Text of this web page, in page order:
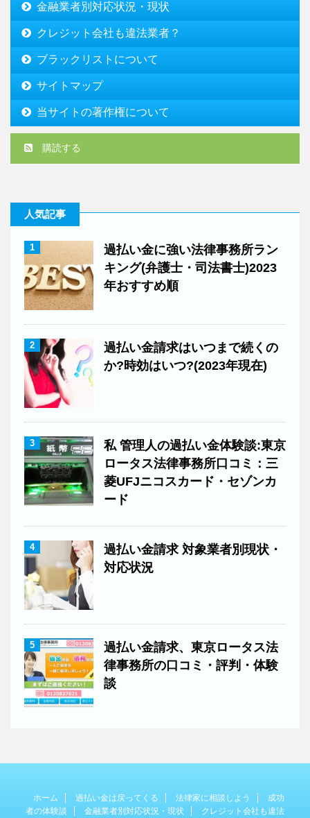
金融業者別対応状況・現状
クレジット会社も違法業者？
ブラックリストについて
サイトマップ
当サイトの著作権について
購読する
人気記事
1
過払い金に強い法律事務所ラン
キング(弁護士・司法書士)2023
年おすすめ順
2
過払い金請求はいつまで続くの
か?時効はいつ?(2023年現在)
3
私 管理人の過払い金体験談:東京
ロータス法律事務所口コミ：三
菱UFJニコスカード・セゾンカ
ード
4
過払い金請求 対象業者別現状・
対応状況
5
過払い金請求、東京ロータス法
律事務所の口コミ・評判・体験
談
ホーム 過払い金は戻ってくる 法律家に相談しよう
成功
者の体験談
金融業者別対応状況・現状 クレジット会社も違法